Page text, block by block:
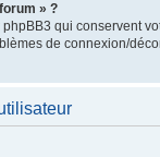
» ?
qui conservent
de connexion/